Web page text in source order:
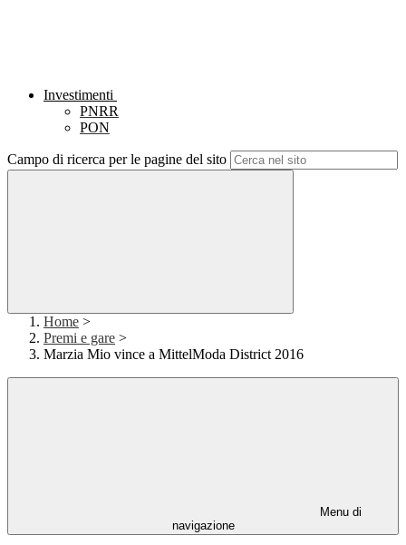
Investimenti
PNRR
PON
Campo di ricerca per le pagine del sito
Home >
Premi e gare >
Marzia Mio vince a MittelModa District 2016
Menu di
navigazione